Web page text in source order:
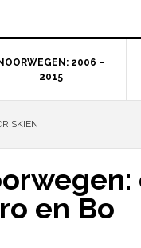
2006 –
2015
SKIEN
en Bo